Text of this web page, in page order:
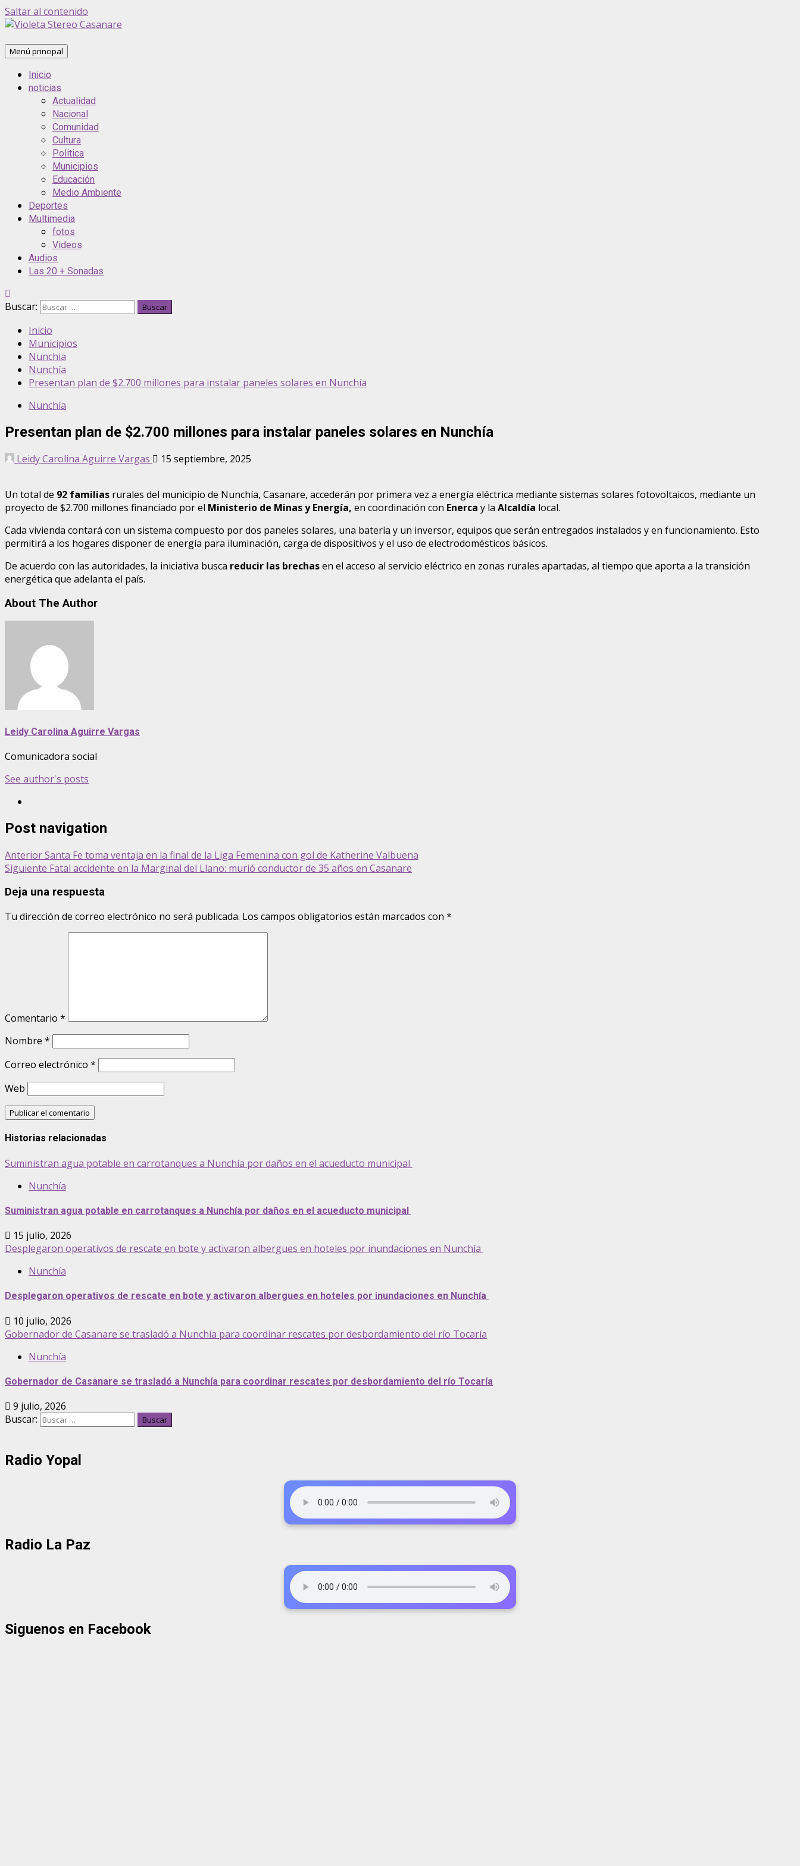
Saltar al contenido
Menú principal
Inicio
noticias
Actualidad
Nacional
Comunidad
Cultura
Politica
Municipios
Educación
Medio Ambiente
Deportes
Multimedia
fotos
Videos
Audios
Las 20 + Sonadas
Buscar:
Inicio
Municipios
Nunchia
Nunchía
Presentan plan de $2.700 millones para instalar paneles solares en Nunchía
Nunchía
Presentan plan de $2.700 millones para instalar paneles solares en Nunchía
Leidy Carolina Aguirre Vargas 15 septiembre, 2025
Un total de 92 familias rurales del municipio de Nunchía, Casanare, accederán por primera vez a energía eléctrica mediante sistemas solares fotovoltaicos, mediante un
proyecto de $2.700 millones financiado por el Ministerio de Minas y Energía, en coordinación con Enerca y la Alcaldía local.
Cada vivienda contará con un sistema compuesto por dos paneles solares, una batería y un inversor, equipos que serán entregados instalados y en funcionamiento. Esto
permitirá a los hogares disponer de energía para iluminación, carga de dispositivos y el uso de electrodomésticos básicos.
De acuerdo con las autoridades, la iniciativa busca reducir las brechasen el acceso al servicio eléctrico en zonas rurales apartadas, al tiempo que aporta a la transición
energética que adelanta el país.
About The Author
Leidy Carolina Aguirre Vargas
Comunicadora social
See author's posts
Post navigation
AnteriorSanta Fe toma ventaja en la final de la Liga Femenina con gol de Katherine Valbuena
Siguiente Fatal accidente en la Marginal del Llano: murió conductor de 35 años en Casanare
Deja una respuesta
Tu dirección de correo electrónico no será publicada. Los campos obligatorios están marcados con *
Comentario *
Nombre *
Correo electrónico *
Web
Historias relacionadas
Suministran agua potable en carrotanques a Nunchía por daños en el acueducto municipal
Nunchía
Suministran agua potable en carrotanques a Nunchía por daños en el acueducto municipal
15 julio, 2026
Desplegaron operativos de rescate en bote y activaron albergues en hoteles por inundaciones en Nunchía
Nunchía
Desplegaron operativos de rescate en bote y activaron albergues en hoteles por inundaciones en Nunchía
10 julio, 2026
Gobernador de Casanare se trasladó a Nunchía para coordinar rescates por desbordamiento del río Tocaría
Nunchía
Gobernador de Casanare se trasladó a Nunchía para coordinar rescates por desbordamiento del río Tocaría
9 julio, 2026
Buscar:
Radio Yopal
Radio La Paz
Siguenos en Facebook